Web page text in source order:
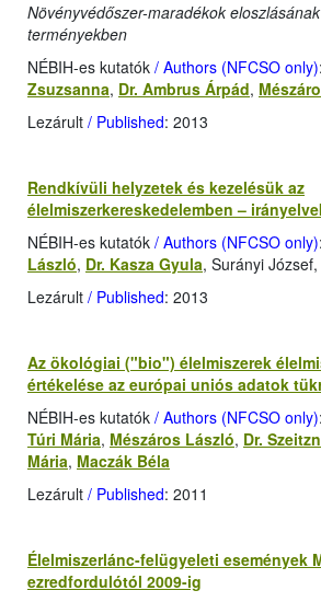
Növényvédőszer-maradékok
terményekben
NÉBIH-es kutatók / Authors (NFCSO only):
Zsuzsanna, Dr. Ambrus Árpád,
Lezárult / Published: 2013
Rendkívüli helyzetek és kezelésük az
élelmiszerkereskedelemben –
NÉBIH-es kutatók / Authors (NFCSO only):
László, Dr. Kasza Gyula, Surányi József,
Lezárult / Published: 2013
Az ökológiai ("bio") élelmiszerek
értékelése az európai uniós adatok
NÉBIH-es kutatók / Authors (NFCSO only):
Túri Mária, Mészáros László, Dr.
Mária, Maczák Béla
Lezárult / Published: 2011
Élelmiszerlánc-felügyeleti események
ezredfordulótól 2009-ig